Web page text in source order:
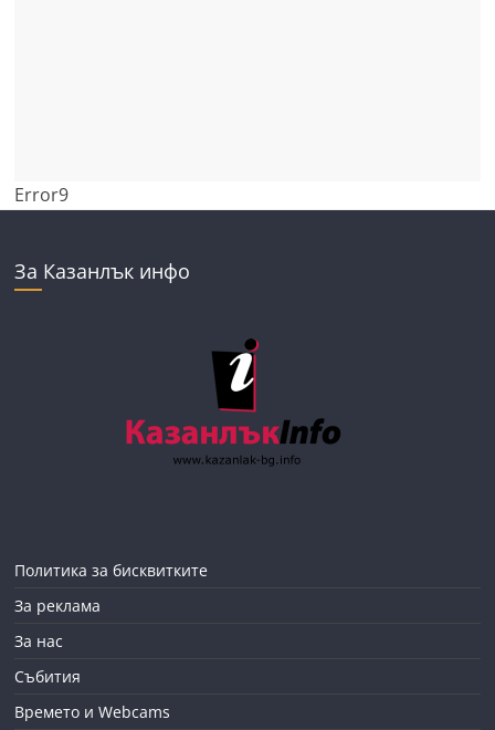
Error9
За Казанлък инфо
Политика за бисквитките
За реклама
За нас
Събития
Времето и Webcams